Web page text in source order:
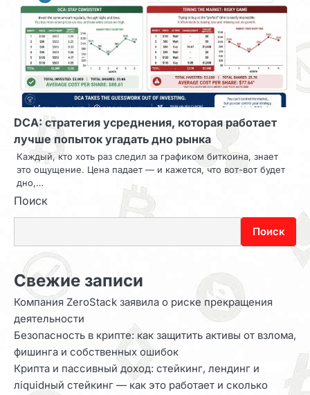
DCA: стратегия усреднения, которая работает
лучше попыток угадать дно рынка
Каждый, кто хоть раз следил за графиком биткоина, знает
это ощущение. Цена падает — и кажется, что вот-вот будет
дно,…
Поиск
Поиск
Свежие записи
Компания ZeroStack заявила о риске прекращения
деятельности
Безопасность в крипте: как защитить активы от взлома,
фишинга и собственных ошибок
Крипта и пассивный доход: стейкинг, лендинг и
лiquidный стейкинг — как это работает и сколько